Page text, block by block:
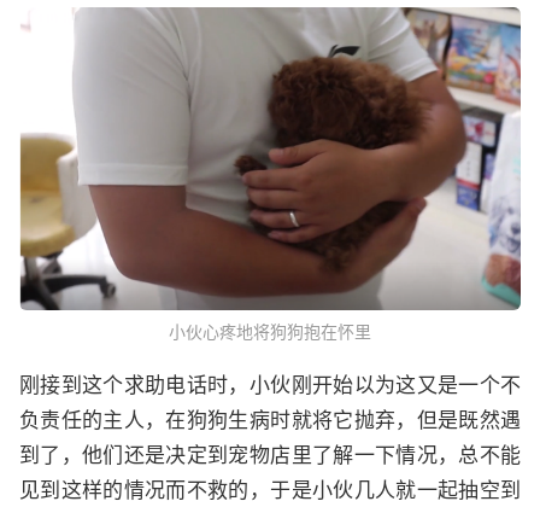
小伙心疼地将狗狗抱在怀里
刚接到这个求助电话时，小伙刚开始以为这又是一个不
负责任的主人，在狗狗生病时就将它抛弃，但是既然遇
到了，他们还是决定到宠物店里了解一下情况，总不能
见到这样的情况而不救的，于是小伙几人就一起抽空到